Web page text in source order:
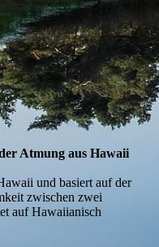
Atmung aus Hawaii
und basiert auf der
zwischen zwei
auf Hawaiianisch